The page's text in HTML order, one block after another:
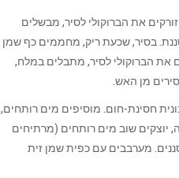
את הברוקולי לסיר, מבשלים
למסננת. בסיר, שכעת ריק, מחממים כף שמן
את הברוקולי לסיר, מתבלים במלח,
מן האש.
חסינת-חום. מוסיפים מים רותחים,
יוצקים שוב מים רותחים (מרתיחים
ממתינים 2 דקות ומסננים. מערבבים עם כפית שמן זית